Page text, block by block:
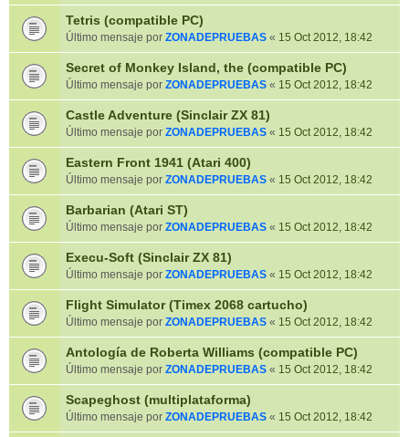
Tetris (compatible PC)
Último mensaje por ZONADEPRUEBAS « 15 Oct 2012, 18:42
Secret of Monkey Island, the (compatible PC)
Último mensaje por ZONADEPRUEBAS « 15 Oct 2012, 18:42
Castle Adventure (Sinclair ZX 81)
Último mensaje por ZONADEPRUEBAS « 15 Oct 2012, 18:42
Eastern Front 1941 (Atari 400)
Último mensaje por ZONADEPRUEBAS « 15 Oct 2012, 18:42
Barbarian (Atari ST)
Último mensaje por ZONADEPRUEBAS « 15 Oct 2012, 18:42
Execu-Soft (Sinclair ZX 81)
Último mensaje por ZONADEPRUEBAS « 15 Oct 2012, 18:42
Flight Simulator (Timex 2068 cartucho)
Último mensaje por ZONADEPRUEBAS « 15 Oct 2012, 18:42
Antología de Roberta Williams (compatible PC)
Último mensaje por ZONADEPRUEBAS « 15 Oct 2012, 18:42
Scapeghost (multiplataforma)
Último mensaje por ZONADEPRUEBAS « 15 Oct 2012, 18:42